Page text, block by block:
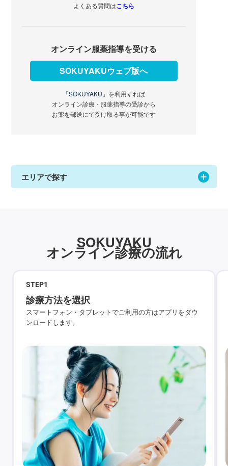
よくある質問はこちら
オンライン服薬指導を受ける
SOKUYAKUウェブ版へ
「SOKUYAKU」 を利用すれば
オンライン診療・服薬指導の受診から
お薬を郵送にて受け取る事が可能です
エリアで探す
SOKUYAKU
オンライン診療の流れ
STEP1
診療方法を選択
スマートフォン・タブレットでご利用の方はアプリをダウ
ンロードします。